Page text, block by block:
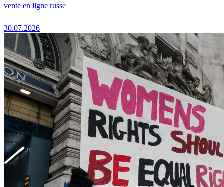
vente en ligne russe
30.07.2026